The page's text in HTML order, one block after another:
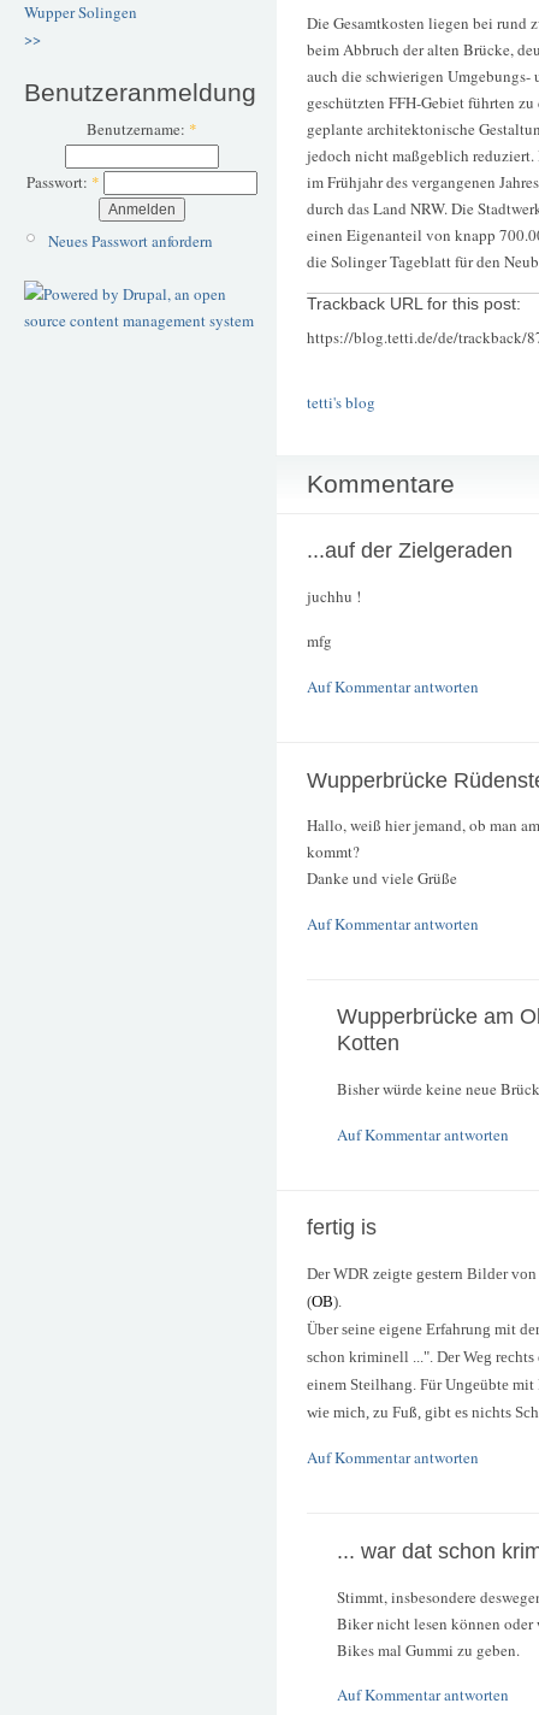
WupperSolingen
>>
Benutzeranmeldung
Benutzername: *
Passwort: *
Neues Passwort anfordern
Die Gesamtkosten liegen bei
beim Abbruch der alten Brücke,
auch die schwierigen
geschützten FFH-Gebiet führten
geplante architektonische
jedoch nicht maßgeblich
im Frühjahr des vergangenen
durch das Land NRW. Die
einen Eigenanteil von knapp
die Solinger Tageblatt für den
Trackback URL for this post:
https://blog.tetti.de/de/trackback/
tetti's blog
Kommentare
...auf der Zielgeraden
juchhu !
mfg
Auf Kommentar antworten
Wupperbrücke
Hallo, weiß hier jemand, ob man
kommt?
Danke und viele Grüße
Auf Kommentar antworten
Wupperbrücke am
Kotten
Bisher würde keine neue
Auf Kommentar antworten
fertig is
Der WDR zeigte gestern Bilder
(OB).
Über seine eigene Erfahrung mit
schon kriminell ...". Der Weg
einem Steilhang. Für Ungeübte
wie mich, zu Fuß, gibt es nichts
Auf Kommentar antworten
... war dat schon
Stimmt, insbesondere
Biker nicht lesen können oder
Bikes mal Gummi zu geben.
Auf Kommentar antworten